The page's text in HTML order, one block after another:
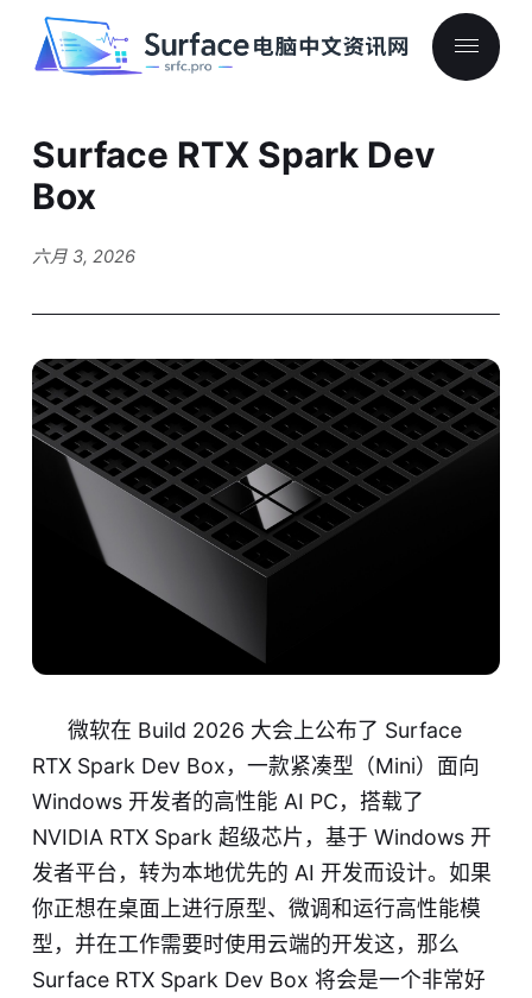
Surface RTX Spark Dev
Box
六月 3, 2026
微软在 Build 2026 大会上公布了 Surface
RTX Spark Dev Box，一款紧凑型（Mini）面向
Windows 开发者的高性能 AI PC，搭载了
NVIDIA RTX Spark 超级芯片，基于 Windows 开
发者平台，转为本地优先的 AI 开发而设计。如果
你正想在桌面上进行原型、微调和运行高性能模
型，并在工作需要时使用云端的开发这，那么
Surface RTX Spark Dev Box 将会是一个非常好